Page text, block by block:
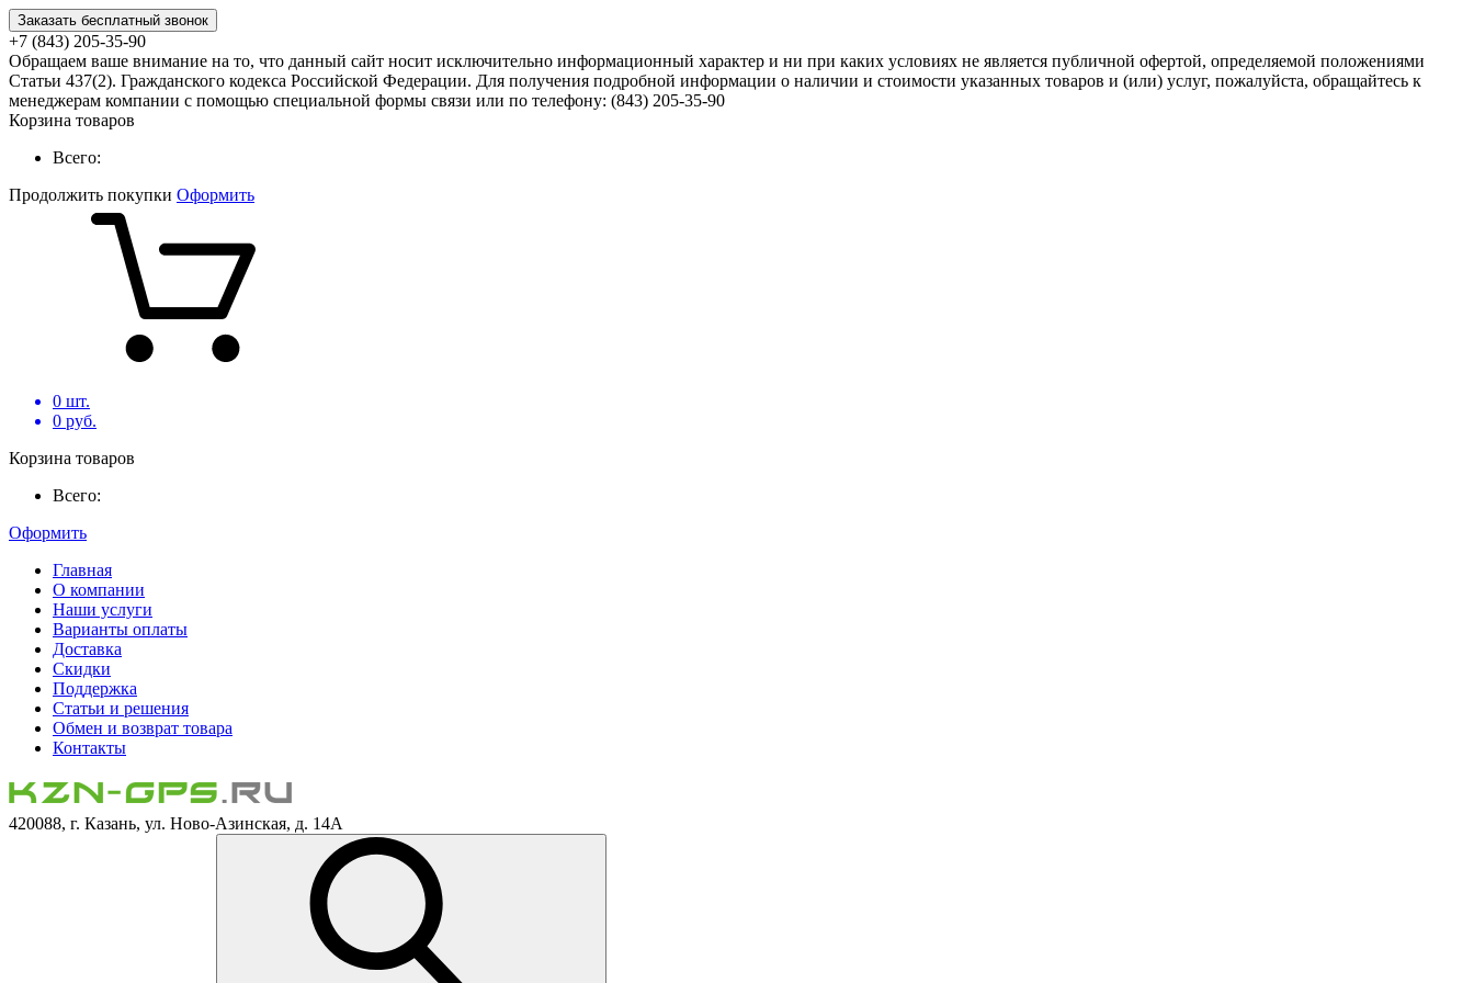
Заказать бесплатный звонок
+7 (843) 205-35-90
Обращаем ваше внимание на то, что данный сайт носит исключительно информационный характер и ни при каких условиях не является публичной офертой, определяемой положениями
Статьи 437(2). Гражданского кодекса Российской Федерации. Для получения подробной информации о наличии и стоимости указанных товаров и (или) услуг, пожалуйста, обращайтесь к
менеджерам компании с помощью специальной формы связи или по телефону: (843) 205-35-90
Корзина товаров
Всего:
Продолжить покупки Оформить
0 шт.
0 руб.
Корзина товаров
Всего:
Оформить
Главная
О компании
Наши услуги
Варианты оплаты
Доставка
Скидки
Поддержка
Статьи и решения
Обмен и возврат товара
Контакты
420088, г. Казань, ул. Ново-Азинская, д. 14А